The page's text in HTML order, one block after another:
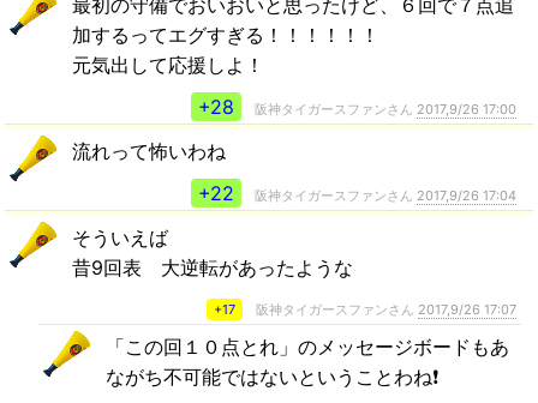
加するってエグすぎる！！！！！！
元気出して応援しよ！
+28
阪神タイガースファンさん 2017,9/26 17:00
流れって怖いわね
+22
阪神タイガースファンさん 2017,9/26 17:04
そういえば
昔9回表 大逆転があったような
+17 阪神タイガースファンさん 2017,9/26 17:07
「この回１０点とれ」のメッセージボードもあ
ながち不可能ではないということわね❗